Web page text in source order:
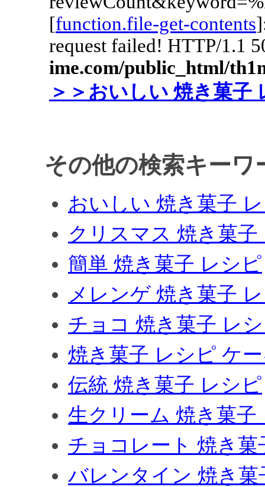
その他の検索キーワ
おいしい 焼き菓子
クリスマス 焼き菓子
簡単 焼き菓子 レシピ
メレンゲ 焼き菓子
チョコ 焼き菓子 レ
焼き菓子 レシピ ケ
伝統 焼き菓子 レシピ
生クリーム 焼き菓子
チョコレート 焼き菓
バレンタイン 焼き菓